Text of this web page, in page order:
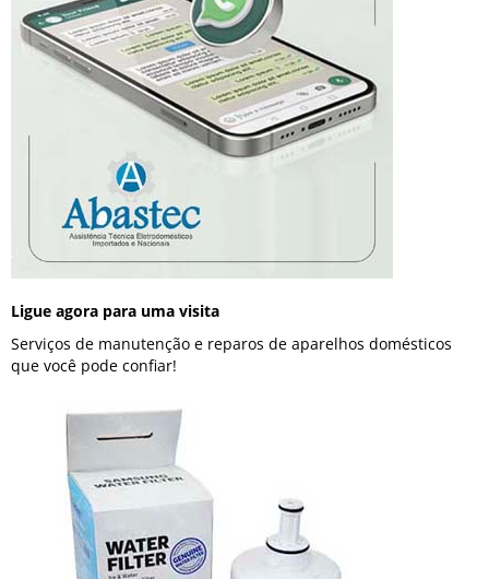
Ligue agora para uma visita
Serviços de manutenção e reparos de aparelhos domésticos
que você pode confiar!